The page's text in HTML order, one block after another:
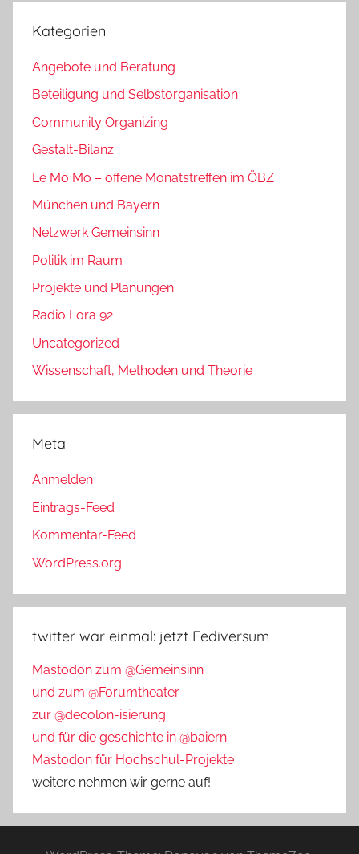
Kategorien
Angebote und Beratung
Beteiligung und Selbstorganisation
Community Organizing
Gestalt-Bilanz
Le Mo Mo – offene Monatstreffen im ÖBZ
München und Bayern
Netzwerk Gemeinsinn
Politik im Raum
Projekte und Planungen
Radio Lora 92
Uncategorized
Wissenschaft, Methoden und Theorie
Meta
Anmelden
Eintrags-Feed
Kommentar-Feed
WordPress.org
twitter war einmal: jetzt Fediversum
Mastodon zum @Gemeinsinn
und zum @Forumtheater
zur @decolon-isierung
und für die geschichte in @baiern
Mastodon für Hochschul-Projekte
weitere nehmen wir gerne auf!